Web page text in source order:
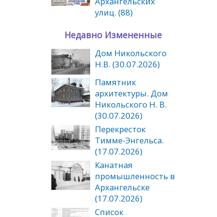
улиц. (88)
Недавно Измененные
Дом Никольского
Н.В. (30.07.2026)
Памятник
архитектуры. Дом
Никольского Н. В.
(30.07.2026)
Перекресток
Тимме-Энгельса.
(17.07.2026)
Канатная
промышленность в
Архангельске
(17.07.2026)
Список